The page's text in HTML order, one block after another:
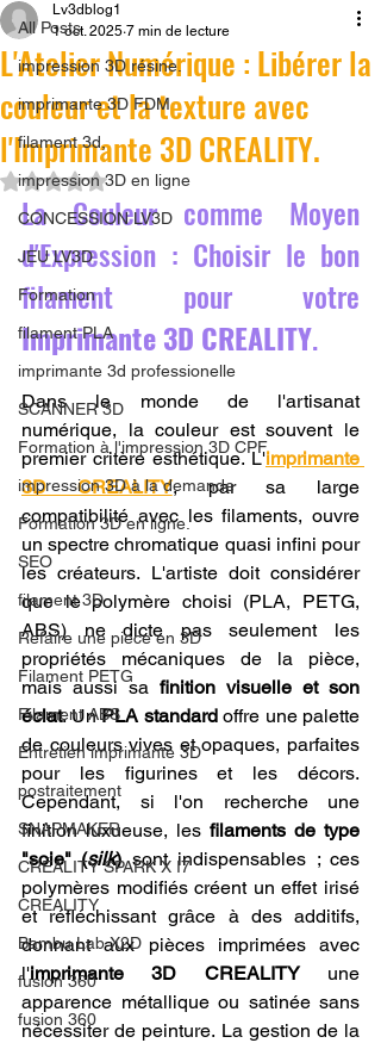
All Posts
impression 3D résine.
imprimante 3D FDM
filament 3d,
impression 3D en ligne
CONCESSION LV3D
JEU LV3D
Formation
filament PLA
imprimante 3d professionelle
SCANNER 3D
Formation à l'impression 3D CPF
impression 3D à la demande
Formation 3D en ligne.
SEO
filament 3D
Refaire une piece en 3D
Filament PETG
Filament ABS
Entretien imprimante 3D
postraitement
SNAPMAKER
CRÉALITY SPARK X I7
CREALITY
Bambu Lab X2D
fusion 360
fusion 360
L'Atelier Numérique : Libérer la
couleur et la texture avec
l'Imprimante 3D CREALITY.
Lv3dblog1
1 oct. 2025 7 min de lecture
Noté NaN étoiles sur 5.
La Couleur comme Moyen
d'Expression : Choisir le bon
Imprimante 3D CREALITY.
Dans le monde de l'artisanat
numérique, la couleur est souvent le
premier critère esthétique. L'imprimante
3D CREALITY, par sa large
compatibilité avec les filaments, ouvre
un spectre chromatique quasi infini pour
les créateurs. L'artiste doit considérer
que le polymère choisi (PLA, PETG,
ABS) ne dicte pas seulement les
propriétés mécaniques de la pièce,
mais aussi sa finition visuelle et son
éclat. Un PLA standard offre une palette
de couleurs vives et opaques, parfaites
pour les figurines et les décors.
Cependant, si l'on recherche une
finition luxueuse, les filaments de type
"soie" (silk) sont indispensables ; ces
polymères modifiés créent un effet irisé
et réfléchissant grâce à des additifs,
donnant aux pièces imprimées avec
l'imprimante 3D CREALITY une
apparence métallique ou satinée sans
nécessiter de peinture. La gestion de la